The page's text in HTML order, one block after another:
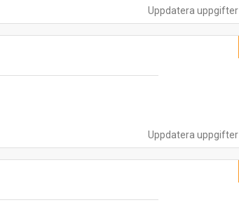
Uppdatera uppgifter
Uppdatera uppgifter